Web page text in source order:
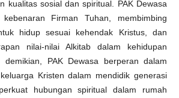
kualitas sosial dan spiritual. PAK Dewasa
Firman Tuhan, membimbing
hidup sesuai kehendak Kristus, dan
nilai-nilai Alkitab dalam kehidupan
demikian, PAK Dewasa berperan dalam
Kristen dalam mendidik generasi
hubungan spiritual dalam rumah